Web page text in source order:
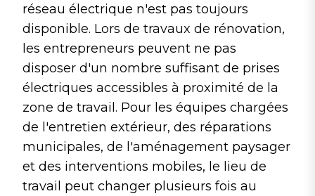
réseau électrique n'est pas toujours
disponible. Lors de travaux de rénovation,
les entrepreneurs peuvent ne pas
disposer d'un nombre suffisant de prises
électriques accessibles à proximité de la
zone de travail. Pour les équipes chargées
de l'entretien extérieur, des réparations
municipales, de l'aménagement paysager
et des interventions mobiles, le lieu de
travail peut changer plusieurs fois au